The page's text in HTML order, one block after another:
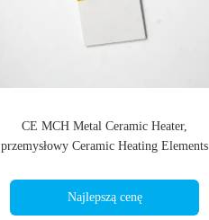
CE MCH Metal Ceramic Heater,
przemysłowy Ceramic Heating Elements
Najlepszą cenę